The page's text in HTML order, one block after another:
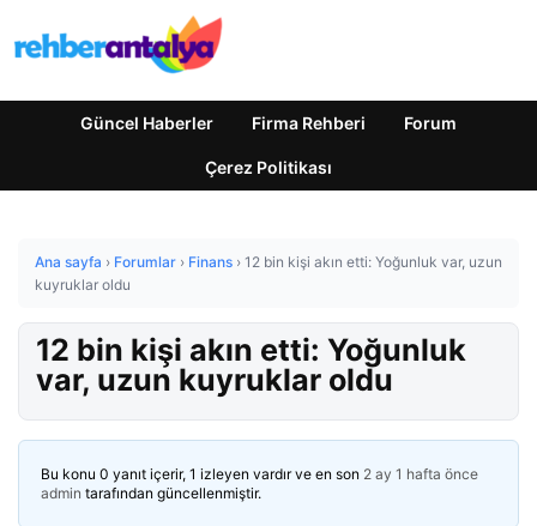
Güncel Haberler Firma Rehberi Forum
Çerez Politikası
Ana sayfa › Forumlar › Finans › 12 bin kişi akın etti: Yoğunluk var, uzun
kuyruklar oldu
12 bin kişi akın etti: Yoğunluk
var, uzun kuyruklar oldu
Bu konu 0 yanıt içerir, 1 izleyen vardır ve en son 2 ay 1 hafta önce
admin tarafından güncellenmiştir.